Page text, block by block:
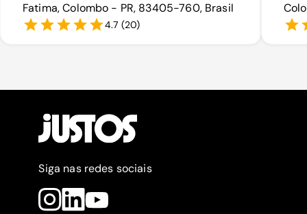
Fatima, Colombo - PR, 83405-760, Brasil
4.7 (20)
Siga nas redes sociais